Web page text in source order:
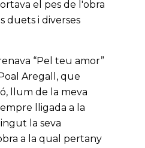
el pes de l'obra
duets i diverses
“Pel teu amor”
Aregall, que
llum de la meva
lligada a la
la seva
a la qual pertany